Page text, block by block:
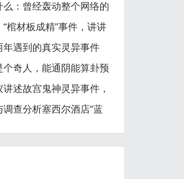
：曾经轰动整个网络的
原帖始末
棺材板成精”事件，讲讲
诡异经历
年遇到的真实灵异事件
奇人，能通阴能算卦预
述故宫鬼神灵异事件，
意这几个地
查分析塞西尔酒店“蓝